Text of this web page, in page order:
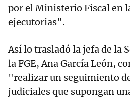
por el Ministerio Fiscal en
ejecutorias".
Así lo trasladó la jefa de la
la FGE, Ana García León,
"realizar un seguimiento
judiciales que supongan